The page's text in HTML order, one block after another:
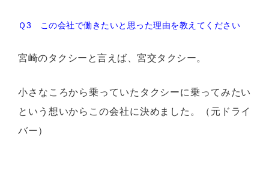
Ｑ3 この会社で働きたいと思った理由を教えてください
宮崎のタクシーと言えば、宮交タクシー。
小さなころから乗っていたタクシーに乗ってみたい
という想いからこの会社に決めました。（元ドライ
バー）